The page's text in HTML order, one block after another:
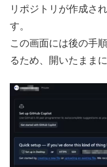
リポジトリが作成さ
す。
この画面には後の手
るため、開いたまま